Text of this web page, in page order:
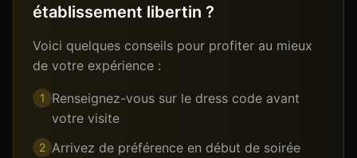
établissement libertin ?
Voici quelques conseils pour profiter au mieux
de votre expérience :
1
Renseignez-vous sur le dress code avant
votre visite
2 Arrivez de préférence en début de soirée